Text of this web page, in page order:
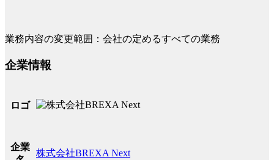
業務内容の変更範囲：会社の定めるすべての業務
企業情報
ロゴ
企業
株式会社BREXA Next